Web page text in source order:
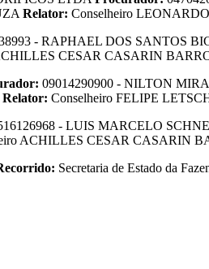
Relator: Conselheiro
- RAPHAEL DOS SANTOS
CESAR CASARIN
09014290900 - NILTON
Relator: Conselheiro FELIPE
- LUIS MARCELO
ACHILLES CESAR CASARIN
Secretaria de Estado da